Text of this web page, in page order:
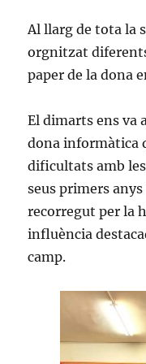
Al llarg de tota la
orgnitzat
paper de la dona
El dimarts ens va
dona informàtica
dificultats amb
seus primers
recorregut per la
influència
camp.